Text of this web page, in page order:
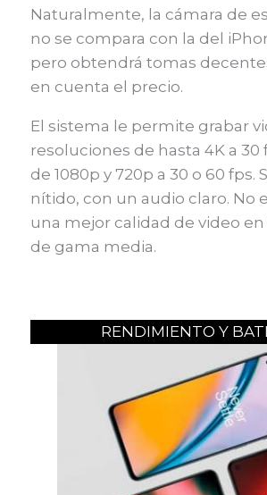
Naturalmente, la cámara de
no se compara con la del
pero obtendrá tomas
en cuenta el precio.
El sistema le permite grabar
resoluciones de hasta 4K a 30
de 1080p y 720p a 30 o 60 fps.
nítido, con un audio claro. No
una mejor calidad de video
de gama media.
RENDIMIENTO Y